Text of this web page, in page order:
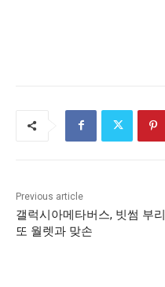
Previous article
갤럭시아메타버스, 빗썸 부리
또 월렛과 맞손